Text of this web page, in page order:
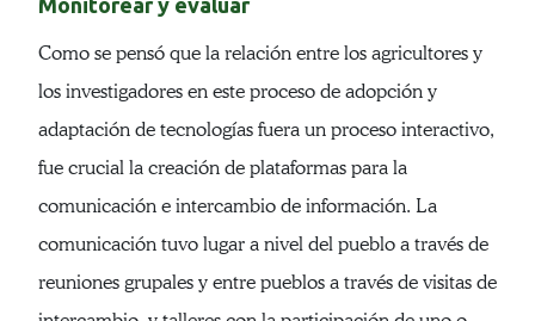
Como se pensó que la relación entre los agricultores y
los investigadores en este proceso de adopción y
adaptación de tecnologías fuera un proceso interactivo,
fue crucial la creación de plataformas para la
comunicación e intercambio de información. La
comunicación tuvo lugar a nivel del pueblo a través de
reuniones grupales y entre pueblos a través de visitas de